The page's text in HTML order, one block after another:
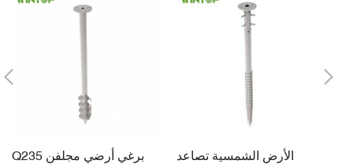
Q235 برغي أرضي مجلفن
الأرض الشمسية تصاعد